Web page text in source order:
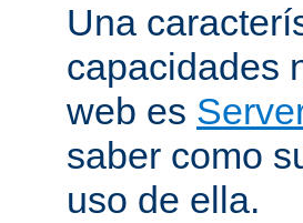
Una
capacidades
web es
saber como
uso de ella.